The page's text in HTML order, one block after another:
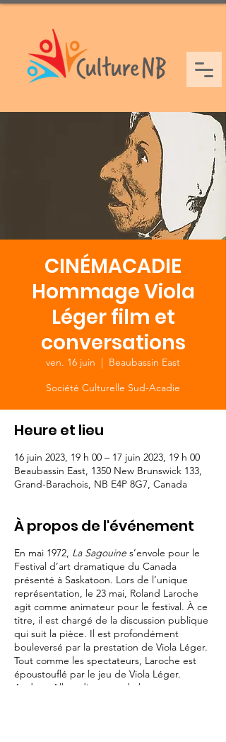
CINÉMACADIE
Hommage Viola
Léger film et
conversations
ven. 16 juin
  |
Beaubassin East
Société Culturelle Sud-Acadie
Heure et lieu
16 juin 2023, 19 h 00 – 17 juin 2023, 19 h 00
Beaubassin East, 1350 New Brunswick 133,
Grand-Barachois, NB E4P 8G7, Canada
À propos de l'événement
En mai 1972, La Sagouine s’envole pour le
Festival d’art dramatique du Canada
présenté à Saskatoon. Lors de l’unique
représentation, le 23 mai, Roland Laroche
agit comme animateur pour le festival. À ce
titre, il est chargé de la discussion publique
qui suit la pièce. Il est profondément
bouleversé par la prestation de Viola Léger.
Tout comme les spectateurs, Laroche est
époustouflé par le jeu de Viola Léger.
Andrew Allan, directeur de la